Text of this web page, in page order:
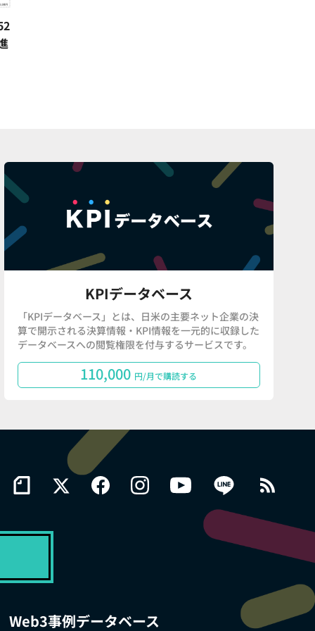
KPIデータベース
「KPIデータベース」とは、日米の主要ネット企業の決
算で開示される決算情報・KPI情報を一元的に収録した
データベースへの閲覧権限を付与するサービスです。
110,000 円/月で購読する
Web3事例データベース